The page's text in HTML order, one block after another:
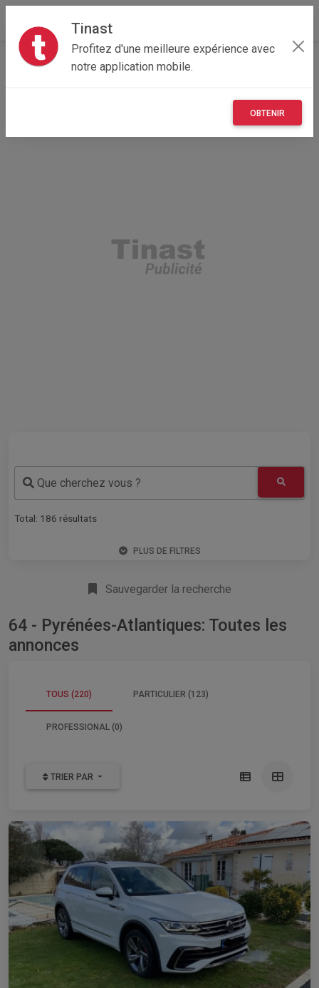
Tinast
Profitez d'une meilleure expérience avec
notre application mobile.
OBTENIR
Accueil Recherche
Nouvelle-Aquitaine
Que cherchez vous ?
Total: 186 résultats
PLUS DE FILTRES
Sauvegarder la recherche
64 - Pyrénées-Atlantiques: Toutes les
annonces
TOUS (220) PARTICULIER (123)
PROFESSIONAL (0)
TRIER PAR